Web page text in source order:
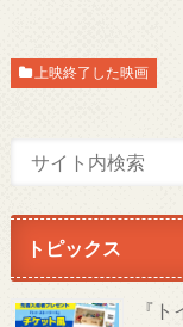
上映終了した映画
トピックス
『